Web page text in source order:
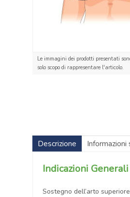
Le immagini dei prodotti presentati
solo scopo di rappresentare l'articolo.
Descrizione Informazioni
Indicazioni Generali
Sostegno dell’arto